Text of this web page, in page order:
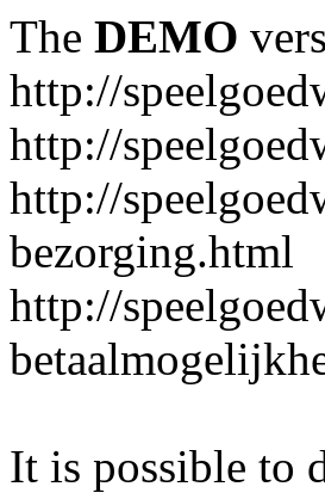
The DEMO
http://
http://
http://
bezorging.html
http://
It is possible to